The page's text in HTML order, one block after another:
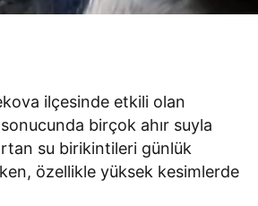
ilçesinde etkili olan
birçok ahır suyla
su birikintileri günlük
özellikle yüksek kesimlerde